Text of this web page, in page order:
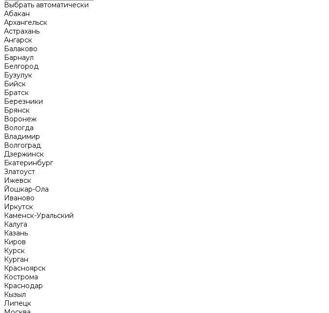
Выбрать автоматически
Абакан
Архангельск
Астрахань
Ангарск
Балаково
Барнаул
Белгород
Бузулук
Бийск
Братск
Березники
Брянск
Воронеж
Вологда
Владимир
Волгоград
Дзержинск
Екатеринбург
Златоуст
Ижевск
Йошкар-Ола
Иваново
Иркутск
Каменск-Уральский
Калуга
Казань
Киров
Курск
Курган
Красноярск
Кострома
Краснодар
Кызыл
Липецк